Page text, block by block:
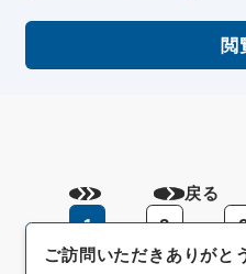
閲
戻る
1
2
ご訪問いただきありがと